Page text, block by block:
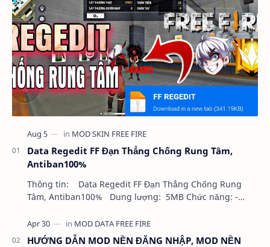
Data Regedit FF Đạn Thẳng Chống Rung Tâm,
Antiban100%
Thông tin: Data Regedit FF Đạn Thẳng Chống Rung
Tâm, Antiban100% Dung lượng: 5MB Chức năng: -
HƯỚNG DẪN MOD NỀN ĐĂNG NHẬP, MOD NỀN